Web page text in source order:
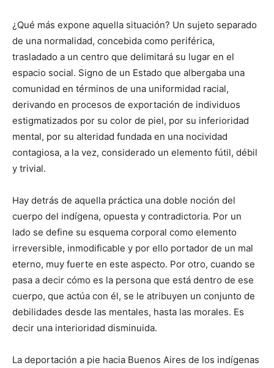
¿Qué más expone aquella situación? Un sujeto separado
de una normalidad, concebida como periférica,
trasladado a un centro que delimitará su lugar en el
espacio social. Signo de un Estado que albergaba una
comunidad en términos de una uniformidad racial,
derivando en procesos de exportación de individuos
estigmatizados por su color de piel, por su inferioridad
mental, por su alteridad fundada en una nocividad
contagiosa, a la vez, considerado un elemento fútil, débil
y trivial.
Hay detrás de aquella práctica una doble noción del
cuerpo del indígena, opuesta y contradictoria. Por un
lado se define su esquema corporal como elemento
irreversible, inmodificable y por ello portador de un mal
eterno, muy fuerte en este aspecto. Por otro, cuando se
pasa a decir cómo es la persona que está dentro de ese
cuerpo, que actúa con él, se le atribuyen un conjunto de
debilidades desde las mentales, hasta las morales. Es
decir una interioridad disminuida.
La deportación a pie hacia Buenos Aires de los indígenas